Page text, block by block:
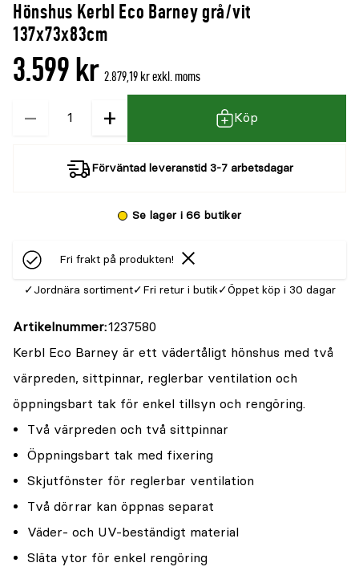
Hönshus Kerbl Eco Barney grå/vit
137x73x83cm
3.599 kr 2.879,19 kr exkl. moms
−
Kvantitet + Köp
Förväntad leveranstid 3-7 arbetsdagar
Se lager i 66 butiker
Fri frakt på produkten!
Jordnära sortiment Fri retur i butik Öppet köp i 30 dagar
Artikelnummer 1237580
Kerbl Eco Barney är ett vädertåligt hönshus med två
värpreden, sittpinnar, reglerbar ventilation och
öppningsbart tak för enkel tillsyn och rengöring.
Två värpreden och två sittpinnar
Öppningsbart tak med fixering
Skjutfönster för reglerbar ventilation
Två dörrar kan öppnas separat
Väder- och UV-beständigt material
Släta ytor för enkel rengöring